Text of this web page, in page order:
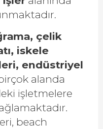
çelik
iskele
endüstriyel
alanda
işletmelere
beach